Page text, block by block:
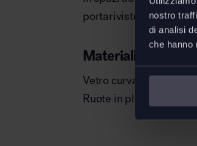
nostro
di analisi
che hanno
portariviste.
Materiali
Vetro curvato
Ruote in plastica